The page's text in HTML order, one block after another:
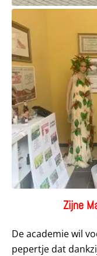
Zijne
De academie wil
pepertje dat